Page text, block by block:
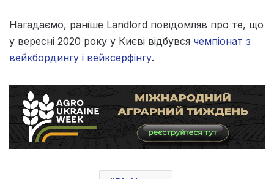
Нагадаємо, раніше Landlord повідомляв про те, що
у вересні 2020 року у Києві відбувся чемпіонат з
вейкбордингу і вейксерфінгу.